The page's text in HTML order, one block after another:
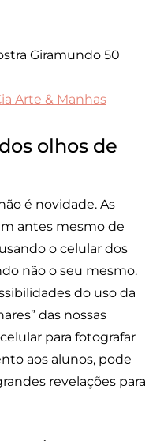
Giramundo 50
Arte & Manhas
olhos de
é novidade. As
antes mesmo de
o celular dos
não o seu mesmo.
do uso da
das nossas
para fotografar
aos alunos, pode
revelações para